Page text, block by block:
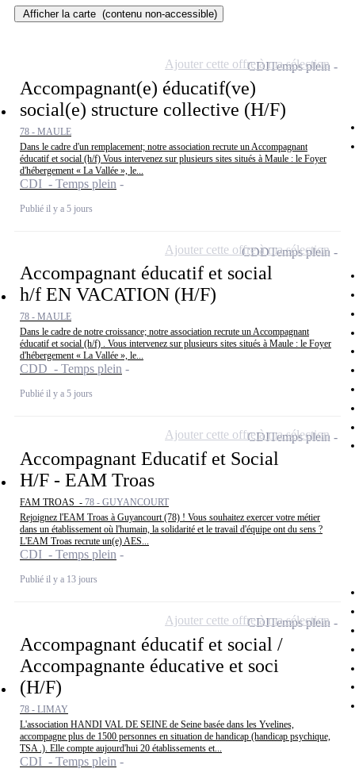
Afficher la carte (contenu non-accessible)
Accompagnant(e) éducatif(ve)
social(e) structure collective (H/F)
78 - MAULE
Dans le cadre d'un remplacement; notre association recrute un Accompagnant
éducatif et social (h/f) Vous intervenez sur plusieurs sites situés à Maule : le Foyer
d'hébergement « La Vallée », le...
CDI - Temps plein
Publié il y a 5 jours
CDITemps plein
Ajouter cette offre à ma sélection
Accompagnant éducatif et social
h/f EN VACATION (H/F)
78 - MAULE
Dans le cadre de notre croissance; notre association recrute un Accompagnant
éducatif et social (h/f) . Vous intervenez sur plusieurs sites situés à Maule : le Foyer
d'hébergement « La Vallée », le...
CDD - Temps plein
Publié il y a 5 jours
CDDTemps plein
Ajouter cette offre à ma sélection
Accompagnant Educatif et Social
H/F - EAM Troas
FAM TROAS - 78 - GUYANCOURT
Rejoignez l'EAM Troas à Guyancourt (78) ! Vous souhaitez exercer votre métier
dans un établissement où l'humain, la solidarité et le travail d'équipe ont du sens ?
L'EAM Troas recrute un(e) AES...
CDI - Temps plein
Publié il y a 13 jours
CDITemps plein
Ajouter cette offre à ma sélection
Accompagnant éducatif et social /
Accompagnante éducative et soci
(H/F)
78 - LIMAY
L'association HANDI VAL DE SEINE de Seine basée dans les Yvelines,
accompagne plus de 1500 personnes en situation de handicap (handicap psychique,
TSA .). Elle compte aujourd'hui 20 établissements et...
CDI - Temps plein
CDITemps plein
Ajouter cette offre à ma sélection